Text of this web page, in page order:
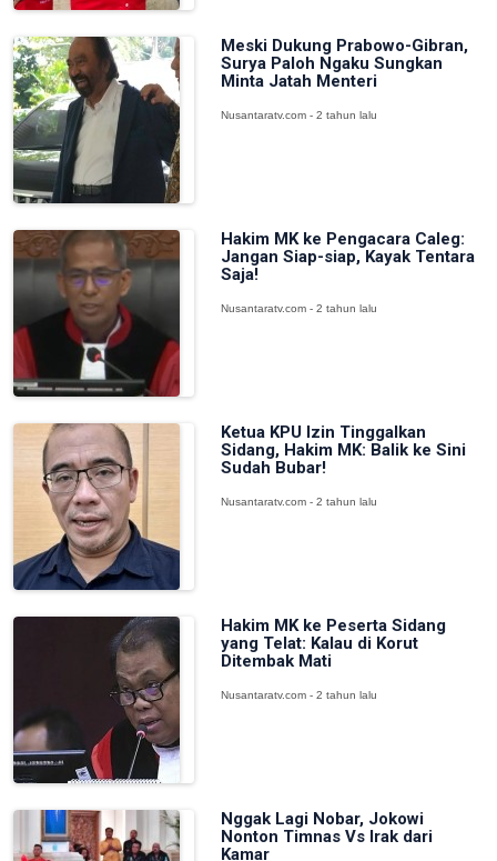
Meski Dukung Prabowo-Gibran,
Surya Paloh Ngaku Sungkan
Minta Jatah Menteri
Nusantaratv.com - 2 tahun lalu
Hakim MK ke Pengacara Caleg:
Jangan Siap-siap, Kayak Tentara
Saja!
Nusantaratv.com - 2 tahun lalu
Ketua KPU Izin Tinggalkan
Sidang, Hakim MK: Balik ke Sini
Sudah Bubar!
Nusantaratv.com - 2 tahun lalu
Hakim MK ke Peserta Sidang
yang Telat: Kalau di Korut
Ditembak Mati
Nusantaratv.com - 2 tahun lalu
Nggak Lagi Nobar, Jokowi
Nonton Timnas Vs Irak dari
Kamar